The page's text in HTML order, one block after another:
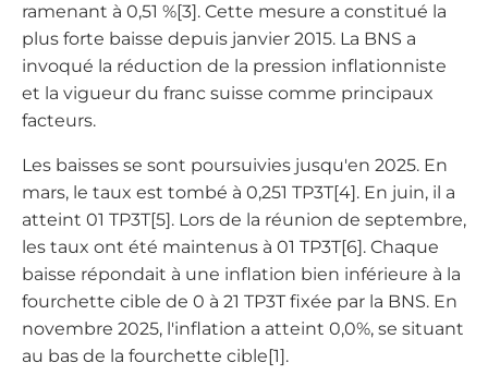
ramenant à 0,51 %[3]. Cette mesure a constitué la
plus forte baisse depuis janvier 2015. La BNS a
invoqué la réduction de la pression inflationniste
et la vigueur du franc suisse comme principaux
facteurs.
Les baisses se sont poursuivies jusqu'en 2025. En
mars, le taux est tombé à 0,251 TP3T[4]. En juin, il a
atteint 01 TP3T[5]. Lors de la réunion de septembre,
les taux ont été maintenus à 01 TP3T[6]. Chaque
baisse répondait à une inflation bien inférieure à la
fourchette cible de 0 à 21 TP3T fixée par la BNS. En
novembre 2025, l'inflation a atteint 0,0%, se situant
au bas de la fourchette cible[1].